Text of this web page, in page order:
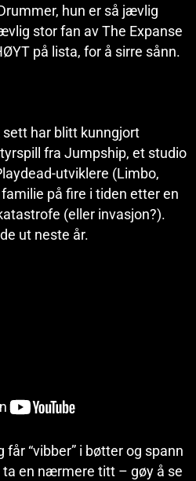
hun er så jævlig
stor fan av The Expanse
på lista, for å sirre sånn.
har blitt kunngjort
fra Jumpship, et studio
utviklere (Limbo,
på fire i tiden etter en
(eller invasjon?).
ut neste år.
får “vibber” i bøtter og spann
ta en nærmere titt – gøy å se